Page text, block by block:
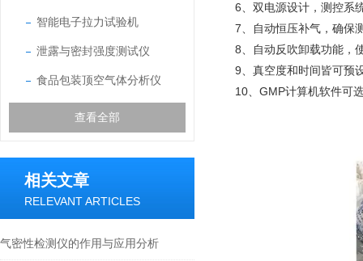
智能电子拉力试验机
泄露与密封强度测试仪
食品包装顶空气体分析仪
查看全部
相关文章
RELEVANT ARTICLES
气密性检测仪的作用与应用分析
6、双电源设计，测控系
7、自动恒压补气，确保
8、自动反吹卸载功能，
9、真空度和时间皆可预
10、GMP计算机软件可